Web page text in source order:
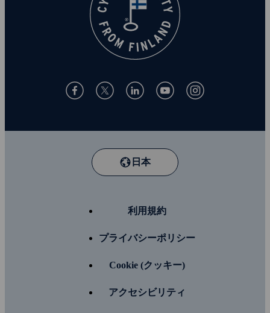
日本
利用規約
プライバシーポリシー
Cookie (クッキー)
アクセシビリティ